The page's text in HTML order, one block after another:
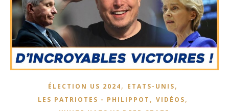
ÉLECTION US 2024, ETATS-UNIS,
LES PATRIOTES - PHILIPPOT , VIDÉOS,